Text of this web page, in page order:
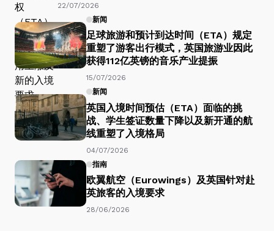
22/07/2026
新闻
足球旅游和预计到达时间（ETA）规定
重塑了游客出行模式，英国旅游业因此
获得112亿英镑的音乐产业提振
15/07/2026
新闻
英国入境时间预估（ETA）面临的挑
战、学生签证数量下降以及新开通的航
线重塑了入境格局
04/07/2026
指南
欧翼航空（Eurowings）及英国针对赴
英旅客的入境要求
28/06/2026